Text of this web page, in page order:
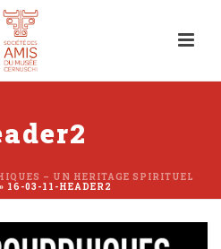
– UN HERITAGE SPIRITUEL
» 16-03-11-HEADER2